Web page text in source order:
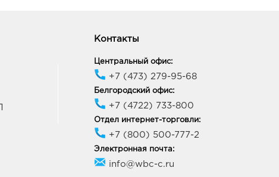
Контакты
Центральный офис:
+7 (473) 279-95-68
Белгородский офис:
+7 (4722) 733-800
Отдел интернет-торговли:
+7 (800) 500-777-2
Электронная почта:
info@wbc-c.ru